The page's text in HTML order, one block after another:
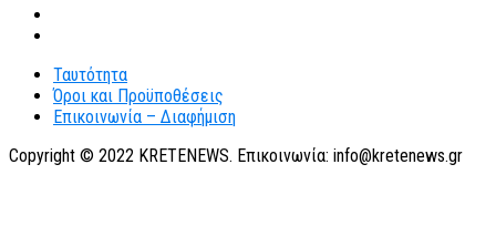
Ταυτότητα
Όροι και Προϋποθέσεις
Επικοινωνία – Διαφήμιση
Copyright © 2022 KRETENEWS. Επικοινωνία: info@kretenews.gr